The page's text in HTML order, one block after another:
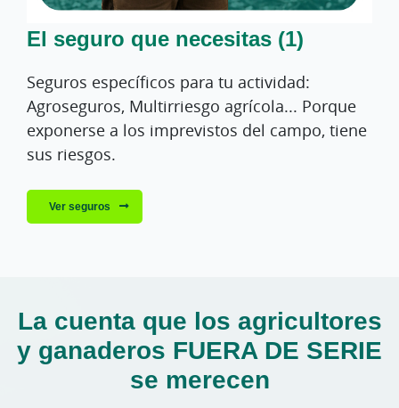
El seguro que necesitas (1)
Seguros específicos para tu actividad:
Agroseguros, Multirriesgo agrícola... Porque
exponerse a los imprevistos del campo, tiene
sus riesgos.
Ver seguros
La cuenta que los agricultores
y ganaderos FUERA DE SERIE
se merecen